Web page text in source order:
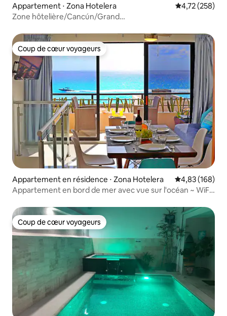
Appartement ⋅ Zona Hotelera Évaluation
4,72 (258)
Zone hôtelière/Cancún/Grand
Coup de cœur voyageurs
Coup de cœur voyageurs
Appartement en résidence ⋅ Zona Hotelera Évaluation
4,83 (168)
Appartement en bord de mer avec vue sur l'océan ~ WiFi
Coup de cœur voyageurs
Coup de cœur voyageurs